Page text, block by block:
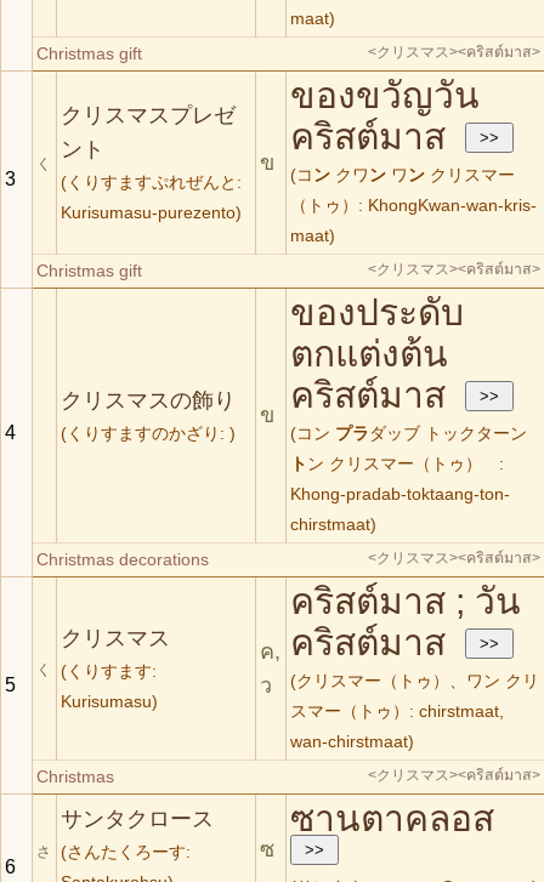
maat)
Christmas gift <クリスマス><คริสต์มาส>
3
く
クリスマスプレゼ
ント
(くりすますぷれぜんと:
Kurisumasu-purezento)
ข
ของขวัญวัน
คริสต์มาส
(コ ン クワ ン ワ ン クリスマー
（トゥ）: KhongKwan-wan-kris-
maat)
Christmas gift <クリスマス><คริสต์มาส>
4
クリスマスの飾り
(くりすますのかざり: )
ข
ของประดับ
ตกแต่งต้น
คริสต์มาส
(コン プラ ダッブ トックターン
ト ン クリスマー（トゥ） :
Khong-pradab-toktaang-ton-
chirstmaat)
Christmas decorations <クリスマス><คริสต์มาส>
5
く
クリスマス
(くりすます:
Kurisumasu)
ค,
ว
คริสต์มาส ; วัน
คริสต์มาส
(クリスマー（トゥ）、ワン クリ
スマー（トゥ）: chirstmaat,
wan-chirstmaat)
Christmas <クリスマス><คริสต์มาส>
6
さ
サンタクロース
(さんたくろーす:
ซ
ซานตาคลอส